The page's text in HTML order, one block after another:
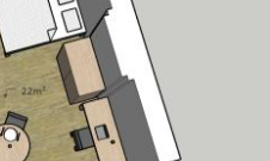
individuel meublé , situé dans le
un endroit calme, à proximité
des transports en commun (
, ( Shopping Center, Ikea) et
de Sport ( Jim 's, Basic Fit ) Bail...